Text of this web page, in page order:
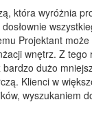
która wyróżnia
Projektant
wnętrz. Z tego
dużo
Klienci w
wyszukaniem